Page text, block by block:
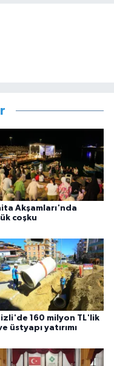
Akşamları'nda
coşku
160 milyon TL'lik
üstyapı yatırımı